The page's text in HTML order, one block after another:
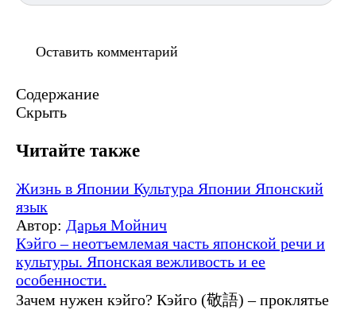
Содержание
Скрыть
Читайте также
Жизнь в Японии Культура Японии Японский
язык
Автор: Дарья Мойнич
Кэйго – неотъемлемая часть японской речи и
культуры. Японская вежливость и ее
особенности.
Зачем нужен кэйго? Кэйго (敬語) – проклятье